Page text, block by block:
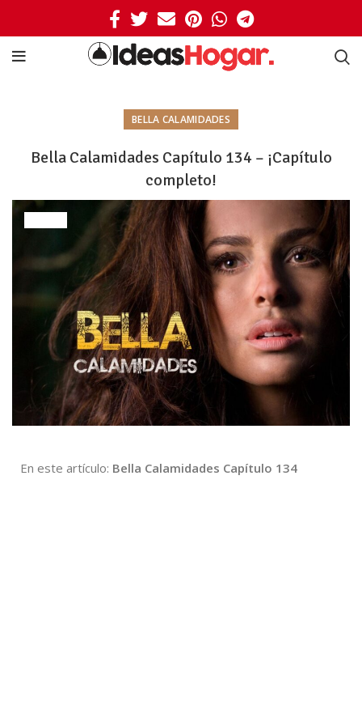
BELLA CALAMIDADES
Bella Calamidades Capítulo 134 – ¡Capítulo
completo!
En este artículo: Bella Calamidades Capítulo 134